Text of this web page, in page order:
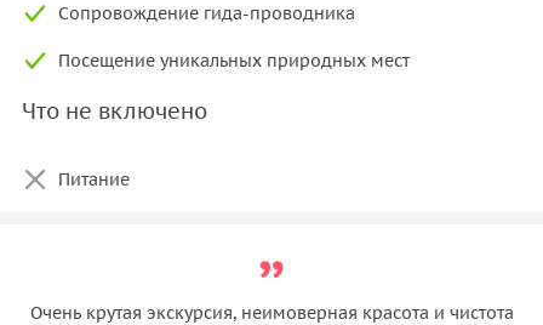
Сопровождение гида-проводника
Посещение уникальных природных мест
Что не включено
Питание
Очень крутая экскурсия, неимоверная красота и чистота